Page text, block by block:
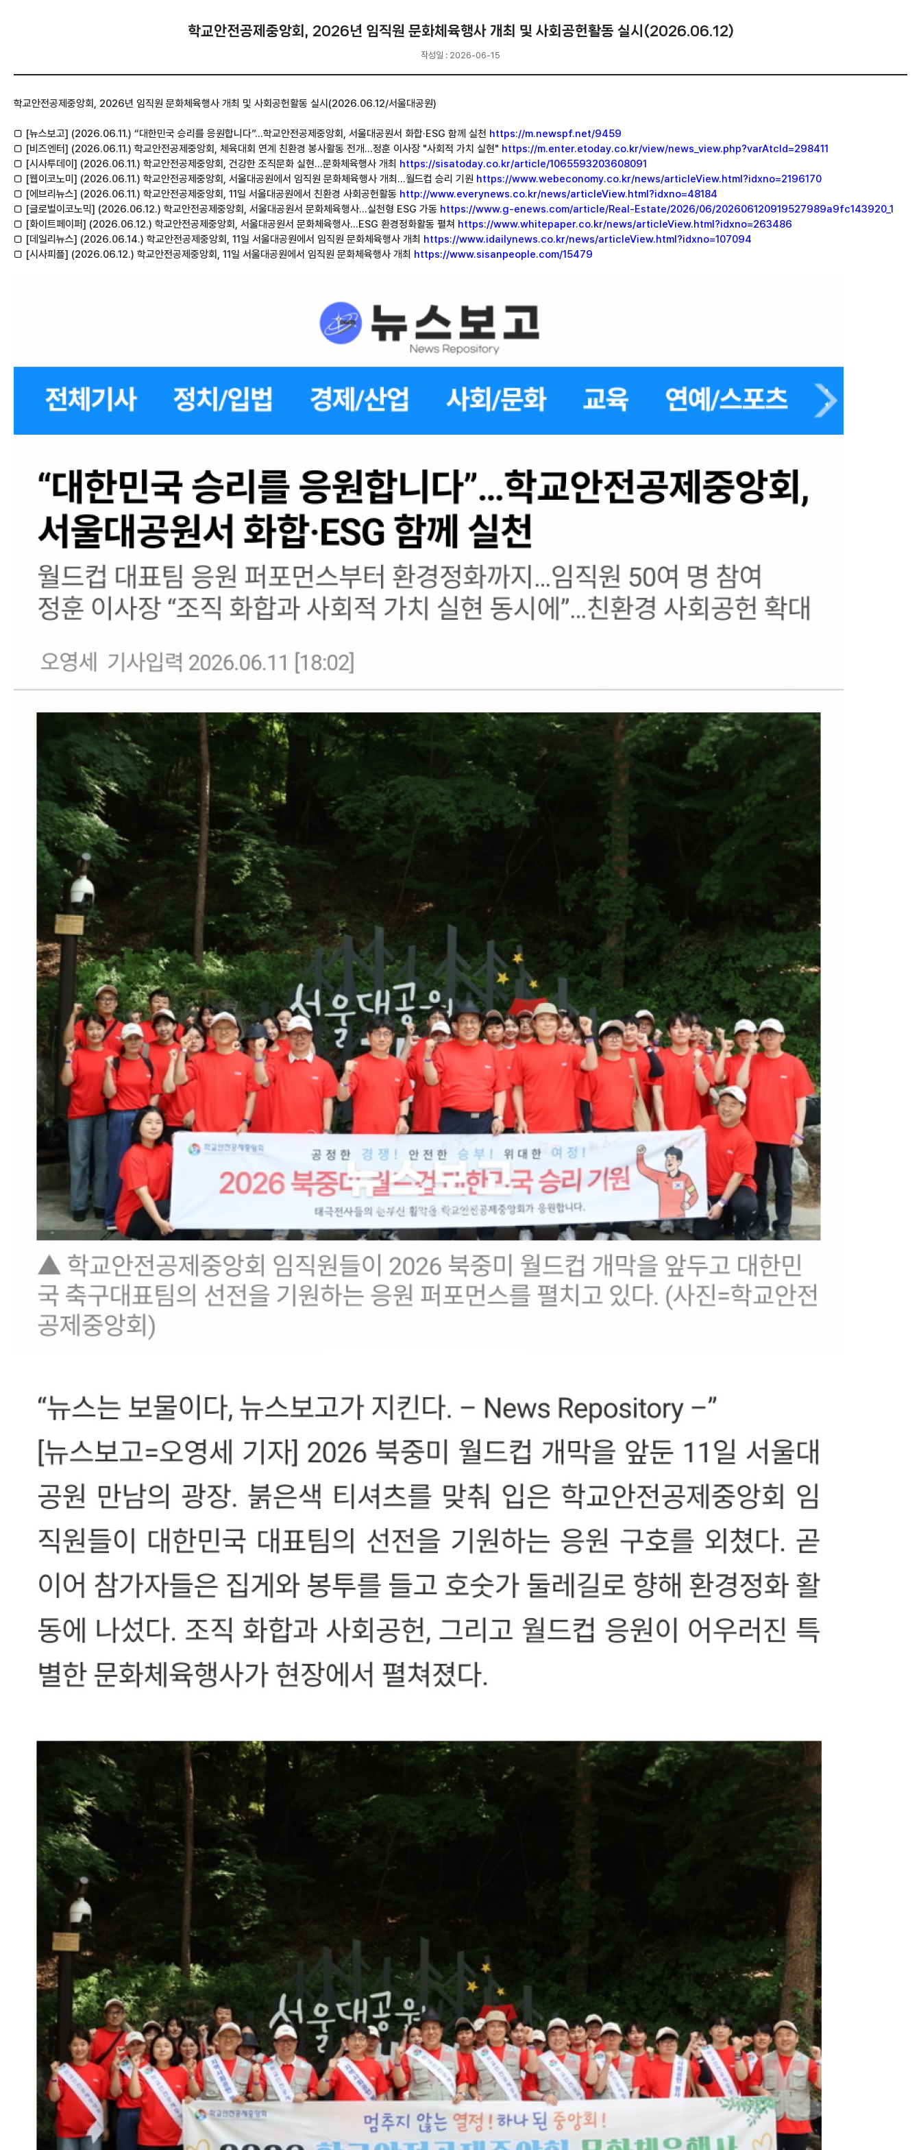
학교안전공제중앙회, 2026년 임직원 문화체육행사 개최 및 사회공헌활동 실시(2026.06.12)
작성일 : 2026-06-15
학교안전공제중앙회, 2026년 임직원 문화체육행사 개최 및 사회공헌활동 실시(2026.06.12/서울대공원)
□ [뉴스보고] (2026.06.11.) “대한민국 승리를 응원합니다”…학교안전공제중앙회, 서울대공원서 화합·ESG 함께 실천 https://m.newspf.net/9459
□ [비즈엔터] (2026.06.11.) 학교안전공제중앙회, 체육대회 연계 친환경 봉사활동 전개…정훈 이사장 "사회적 가치 실현" https://m.enter.etoday.co.kr/view/news_view.php?varAtcId=298411
□ [시사투데이] (2026.06.11.) 학교안전공제중앙회, 건강한 조직문화 실현…문화체육행사 개최 https://sisatoday.co.kr/article/1065593203608091
□ [웹이코노미] (2026.06.11.) 학교안전공제중앙회, 서울대공원에서 임직원 문화체육행사 개최…월드컵 승리 기원 https://www.webeconomy.co.kr/news/articleView.html?idxno=2196170
□ [에브리뉴스] (2026.06.11.) 학교안전공제중앙회, 11일 서울대공원에서 친환경 사회공헌활동 http://www.everynews.co.kr/news/articleView.html?idxno=48184
□ [글로벌이코노믹] (2026.06.12.) 학교안전공제중앙회, 서울대공원서 문화체육행사…실천형 ESG 가동 https://www.g-enews.com/article/Real-Estate/2026/06/202606120919527989a9fc143920_1
□ [화이트페이퍼] (2026.06.12.) 학교안전공제중앙회, 서울대공원서 문화체육행사…ESG 환경정화활동 펼쳐 https://www.whitepaper.co.kr/news/articleView.html?idxno=263486
□ [데일리뉴스] (2026.06.14.) 학교안전공제중앙회, 11일 서울대공원에서 임직원 문화체육행사 개최 https://www.idailynews.co.kr/news/articleView.html?idxno=107094
□ [시사피플] (2026.06.12.) 학교안전공제중앙회, 11일 서울대공원에서 임직원 문화체육행사 개최 https://www.sisanpeople.com/15479